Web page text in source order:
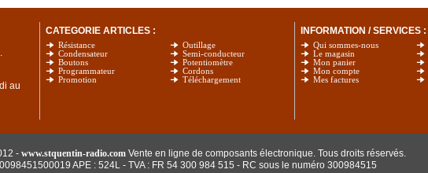
au
CATEGORIE ARTICLES :
Résistance
Condensateur
Boutons
Programmateur
Promotion
Outillage
Semi-conducteur
Potentiomètre
Cordons
Téléchargement
INFORMATION / SERVICES :
Qui sommes-nous
Le magasin
Mon panier
Mon compte
Mes factures
- www.stquentin-radio.comVente en ligne de composants électronique. Tous droits réservés.
APE : 524L - TVA : FR 54 300 984 515 - RC sous le numéro 300984515